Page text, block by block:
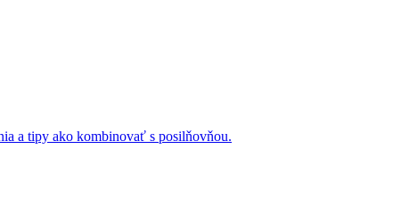
a tipy ako kombinovať s posilňovňou.